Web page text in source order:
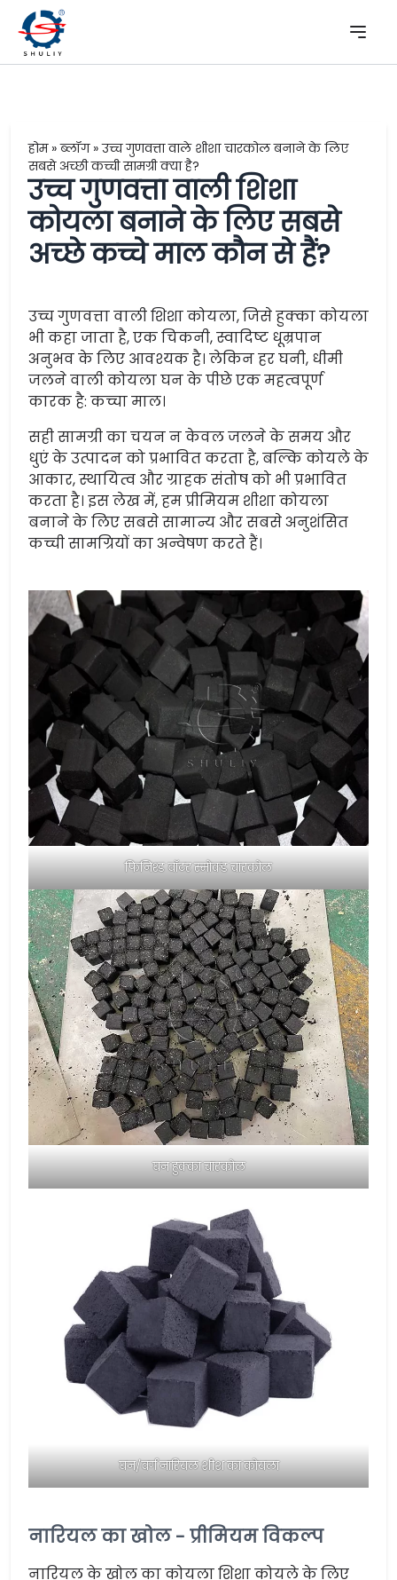
होम»ब्लॉग»उच्च गुणवत्ता वाले शीशा चारकोल बनाने के लिए
सबसे अच्छी कच्ची सामग्री क्या है?
उच्च गुणवत्ता वाली शिशा
कोयला बनाने के लिए सबसे
अच्छे कच्चे माल कौन से हैं?
उच्च गुणवत्ता वाली शिशा कोयला, जिसे हुक्का कोयला
भी कहा जाता है, एक चिकनी, स्वादिष्ट धूम्रपान
अनुभव के लिए आवश्यक है। लेकिन हर घनी, धीमी
जलने वाली कोयला घन के पीछे एक महत्वपूर्ण
कारक है: कच्चा माल।
सही सामग्री का चयन न केवल जलने के समय और
धुएं के उत्पादन को प्रभावित करता है, बल्कि कोयले के
आकार, स्थायित्व और ग्राहक संतोष को भी प्रभावित
करता है। इस लेख में, हम प्रीमियम शीशा कोयला
बनाने के लिए सबसे सामान्य और सबसे अनुशंसित
कच्ची सामग्रियों का अन्वेषण करते हैं।
फिनिश्ड वॉटर स्मोक्ड चारकोल
घन हुक्का चारकोल
घन/वर्ग नारियल शीश का कोयला
नारियल का खोल - प्रीमियम विकल्प
नारियल के खोल का कोयला शिशा कोयले के लिए